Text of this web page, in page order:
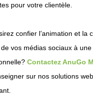
pour votre clientèle.
confier l’animation et la
vos médias sociaux à
Contactez AnuGo
sur nos solutions